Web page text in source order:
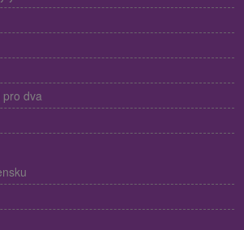
dva